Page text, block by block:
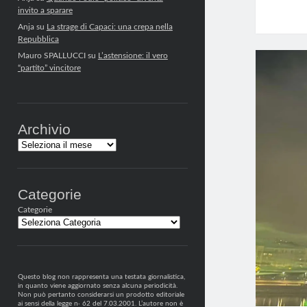
invito a sparare
Anjasu La strage di Capaci: una crepa nella
Repubblica
Mauro SPALLUCCIsu L’astensione: il vero
“partito” vincitore
Archivio
Archivi
Categorie
Categorie
Questo blog non rappresenta una testata giornalistica,
in quanto viene aggiornato senza alcuna periodicità.
Non può pertanto considerarsi un prodotto editoriale
ai sensi della legge n· 62 del 7.03.2001. L’autore non è